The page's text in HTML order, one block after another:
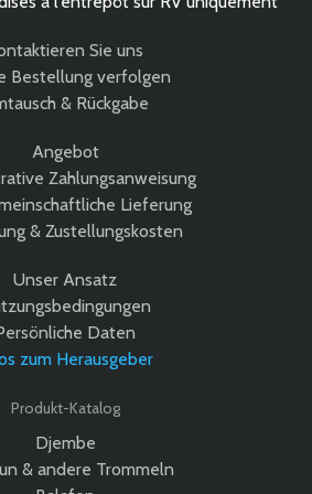
Sie uns
Bestellung verfolgen
& Rückgabe
Angebot
Zahlungsanweisung
Lieferung
& Zustellungskosten
Unser Ansatz
Daten
zum Herausgeber
Produkt-Katalog
Djembe
& andere Trommeln